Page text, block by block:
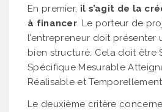
En premier, il s’agit de la
à financer. Le porteur de
l’entrepreneur doit présenter
bien structuré. Cela doit être
Spécifique Mesurable
Réalisable et
Le deuxième critère concerne